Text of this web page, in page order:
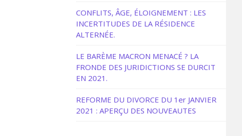
CONFLITS, ÂGE, ÉLOIGNEMENT : LES
INCERTITUDES DE LA RÉSIDENCE
ALTERNÉE.
LE BARÈME MACRON MENACÉ ? LA
FRONDE DES JURIDICTIONS SE DURCIT
EN 2021.
REFORME DU DIVORCE DU 1er JANVIER
2021 : APERÇU DES NOUVEAUTES